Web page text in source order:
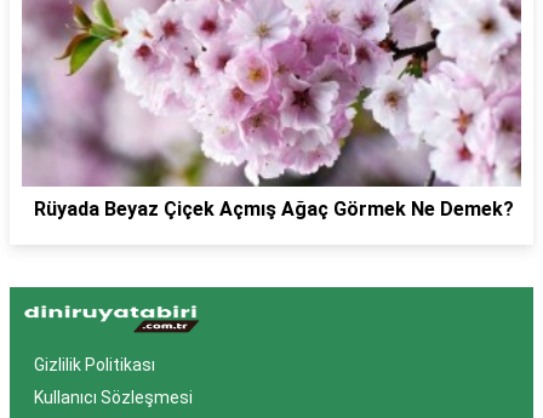
Rüyada Beyaz Çiçek Açmış Ağaç Görmek Ne Demek?
Gizlilik Politikası
Kullanıcı Sözleşmesi